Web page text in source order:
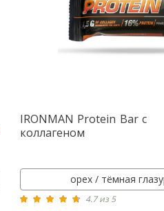
IRONMAN Protein Bar с
коллагеном
орех / тёмная
4.7 из 5